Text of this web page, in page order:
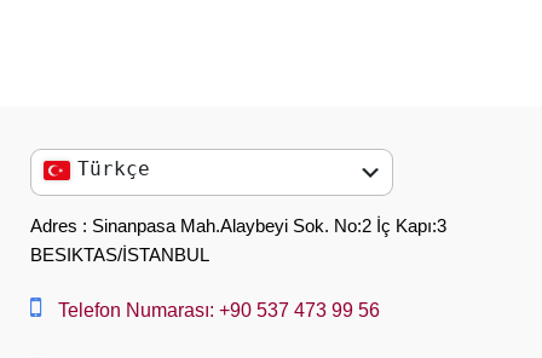
Türkçe
English
العربية
中文
Adres : Sinanpasa Mah.Alaybeyi Sok. No:2 İç Kapı:3
BESIKTAS/İSTANBUL
Telefon Numarası: +90 537 473 99 56